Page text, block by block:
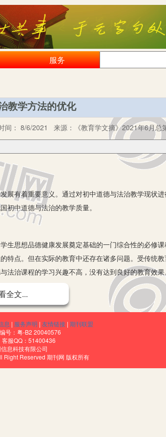
服务
教学方法的优化
间： 8/6/2021 来源： 《教育学文摘》2021年6月总
有着重要意义。通过对初中道德与法治教学现状进
初中道德与法治的教学质量。
思想品德健康发展奠定基础的一门综合性的必修
特点。但在实际的教育中还存在诸多问题。受传统
治课程的学习兴趣不高，没有达到良好的教育效果
教学质量，是相关教育人员值得探讨的问题。
教学累，授课效果却不太理想。通过不断的教学体
师的爱。爱学生是和尊重学生、信任学生连在一起的
全文...
息 | 服务声明 | 友情链接 | 期刊联盟
号：粤-B2 20040576
服QQ：51400436
息科技有限公司
Reserved 期刊网 版权所有